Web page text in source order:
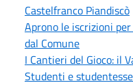
Castelfranco Piandiscò
Aprono le iscrizioni
dal Comune
I Cantieri del Gioco: il
Studenti e